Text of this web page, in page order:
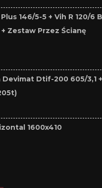
146/5-5 + Vih R 120/6
Zestaw Przez Ścianę
Dtif-200 605/3,1 +
1600x410